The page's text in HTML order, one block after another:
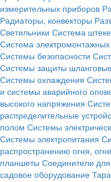
измерительных приборов
Радиаторы, конвекторы
Светильники Система
Система
Системы безопасности
Системы защиты
Системы охлаждения
и системы аварийного
высокого напряжения
распределительные
полом Системы
Системы электропитания
распространению огня,
планшеты Соединители
садовое оборудование Тара